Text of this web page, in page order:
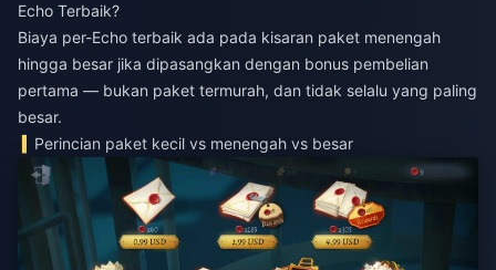
Echo Terbaik?
Biaya per-Echo terbaik ada pada kisaran paket menengah
hingga besar jika dipasangkan dengan bonus pembelian
pertama — bukan paket termurah, dan tidak selalu yang paling
besar.
Perincian paket kecil vs menengah vs besar